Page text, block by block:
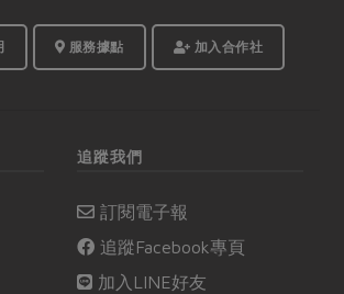
服務據點 加入合作社
追蹤我們
訂閱電子報
追蹤Facebook專頁
加入LINE好友